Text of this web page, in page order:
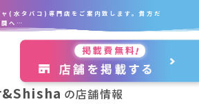
ャ(水タバコ)専門店をご案内致します。貴方だ
間へ…
の店舗情報